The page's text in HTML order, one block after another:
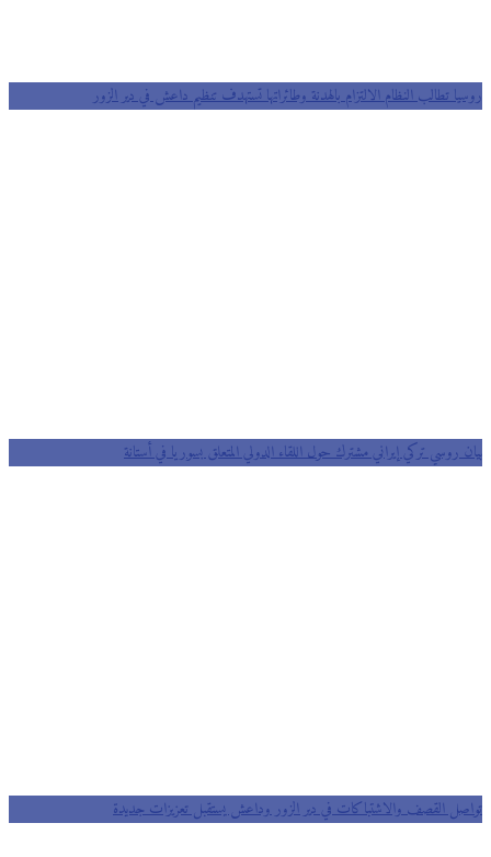
روسيا تطالب النظام الالتزام بالهدنة وطائراتها تستهدف تنظيم داعش في دير الزور
بيان روسي تركي إيراني مشترك حول اللقاء الدولي المتعلق بسوريا في أستانة
تواصل القصف والاشتباكات في دير الزور وداعش يستقبل تعزيزات جديدة